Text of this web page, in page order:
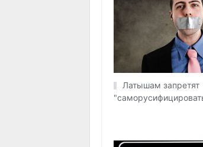
Латышам запретят